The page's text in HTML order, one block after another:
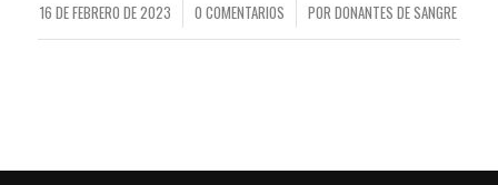
16 DE FEBRERO DE 2023
/ 0 COMENTARIOS
/ PORDONANTES DE SANGRE